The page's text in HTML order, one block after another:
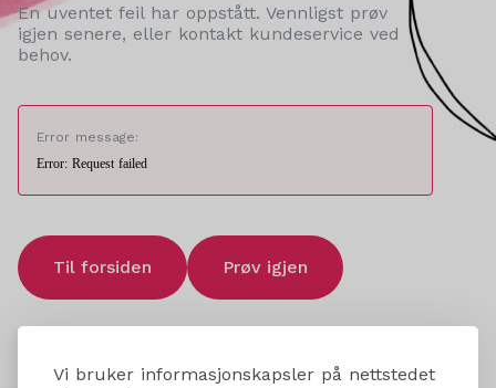
Vi bruker informasjonskapsler på nettstedet
En uventet feil har oppstått. Vennligst prøv
igjen senere, eller kontakt kundeservice ved
behov.
Error message:
Error: Request failed
Til forsiden Prøv igjen